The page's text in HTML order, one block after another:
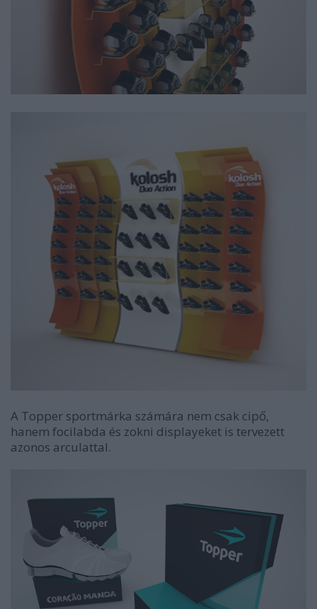
A Topper sportmárka számára nem csak cipő,
hanem focilabda és zokni displayeket is tervezett
azonos arculattal.